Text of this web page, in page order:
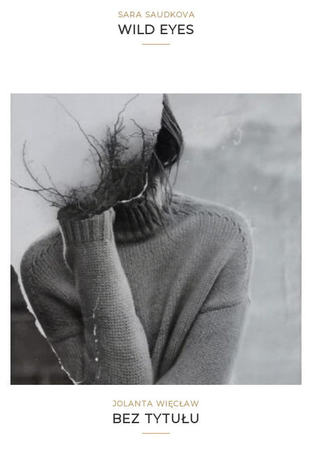
SARA SAUDKOVA
WILD EYES
JOLANTA WIĘCŁAW
BEZ TYTUŁU